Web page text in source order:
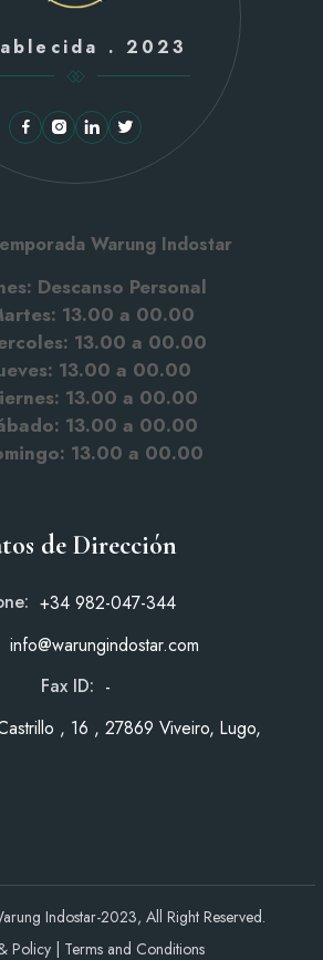
Warung Indostar
Descanso Personal
13.00 a 00.00
13.00 a 00.00
13.00 a 00.00
13.00 a 00.00
13.00 a 00.00
13.00 a 00.00
. 2023
de Dirección
+34 982-047-344
info@warungindostar.com
Fax ID: -
, 16 , 27869 Viveiro, Lugo,
Indostar-2023, All Right Reserved.
Policy | Terms and Conditions